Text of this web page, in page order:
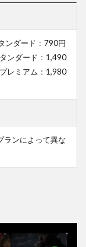
ンダード：790円
タンダード：1,490
レミアム：1,980
ンによって異な